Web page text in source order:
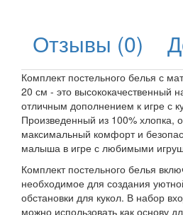
Отзывы (0)
Комплект постельного белья с
20 см - это высококачественный
отличным дополнением к игре с
Произведенный из 100% хлопка,
максимальный комфорт и
малыша в игре с любимыми
Комплект постельного белья
необходимое для создания
обстановки для кукол. В набор
можно использовать как основу